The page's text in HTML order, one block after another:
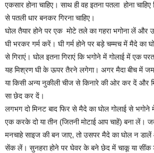
एकसार होना चाहिए। साथ ही वह इतना पतला होना
से पतली धार बनकर गिरना चाहिए।
घोल तैयार होने पर एक मोटे तले का गहरा भगोना लें और
घी भरकर गर्म करें। घी गर्म होने पर बड़े चम्मच में मैदे का
से गिराएं। घोल इतना गिराएं कि भगोने में गोलाई में एक
यह मिश्रण घी के ऊपर तैरने लगेगा। अगर मैदा बीच में जमा
या किसी अन्य नुकीली चीज से किनारे की ओर कर दें और
सा छेद कर दें।
लगभग दो मिनट बाद फिर से मैदे का घाेल गोलाई से
एक करके दो या तीन (जितनी मोटाई आप चाहें) बना लें।
मनचाहे साइज की बन जाए, तो उसपर मैदे का घोल न
सेंक लें। सुनहरा होने पर घेवर के बने छेद में चाकू या